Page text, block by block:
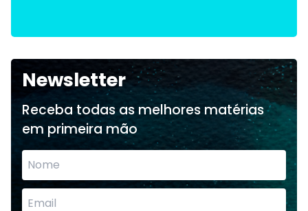
Newsletter
Receba todas as melhores matérias
em primeira mão